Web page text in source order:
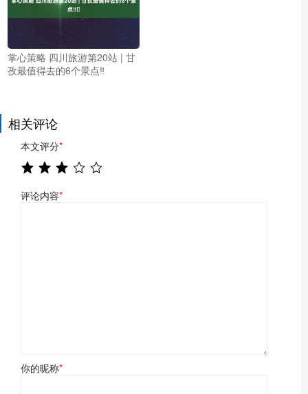
掌心策略 四川旅游第20站 | 甘
孜最值得去的6个景点‼️
相关评论
本文评分*
评论内容*
你的昵称*